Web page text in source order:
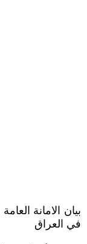
بيان الامانة
في العراق